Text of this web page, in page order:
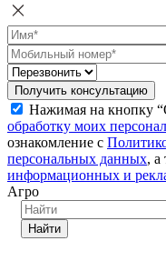
Получить консультацию
Нажимая на кнопку
обработку моих
ознакомление с
персональных данных, а
информационных и
Агро
Найти